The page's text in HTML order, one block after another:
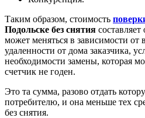
Таким образом, стоимость
Подольске без снятия
может меняться в зависимости от
удаленности от дома заказчика,
необходимости замены, которая
счетчик не годен.
Это та сумма, разово отдать
потребителю, и она меньше тех
без снятия.